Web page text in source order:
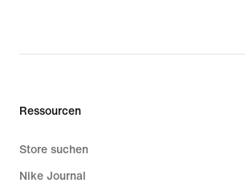
Ressourcen
Store suchen
Nike Journal